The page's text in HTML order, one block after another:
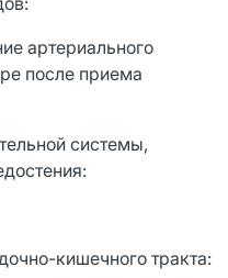
артериального
после приема
системы,
кишечного тракта: